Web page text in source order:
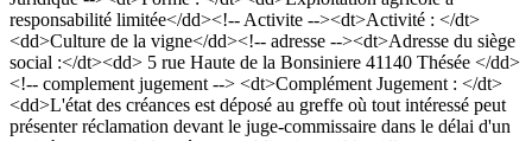
responsabilité limitée</dd><!-- Activite --><dt>Activité : </dt>
<dd>Culture de la vigne</dd><!-- adresse --><dt>Adresse du siège
social :</dt><dd> 5 rue Haute de la Bonsiniere 41140 Thésée </dd>
<!-- complement jugement --> <dt>Complément Jugement : </dt>
<dd>L'état des créances est déposé au greffe où tout intéressé peut
présenter réclamation devant le juge-commissaire dans le délai d'un